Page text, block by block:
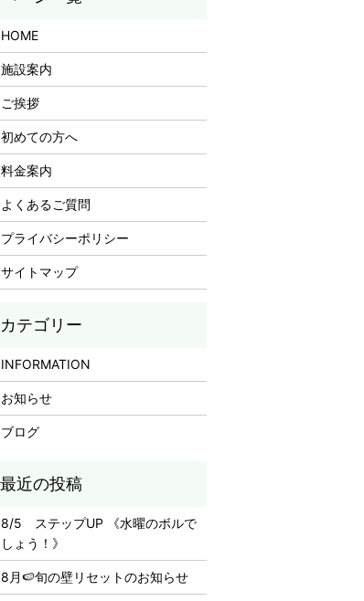
HOME
施設案内
ご挨拶
初めての方へ
料金案内
よくあるご質問
プライバシーポリシー
サイトマップ
INFORMATION
お知らせ
ブログ
8/5 ステップUP 《水曜のボルで
しょう！》
8月🍉旬の壁リセットのお知らせ